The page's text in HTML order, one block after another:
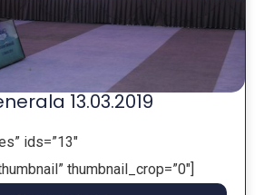
13.03.2019
ids=”13″
thumbnail_crop=”0″]